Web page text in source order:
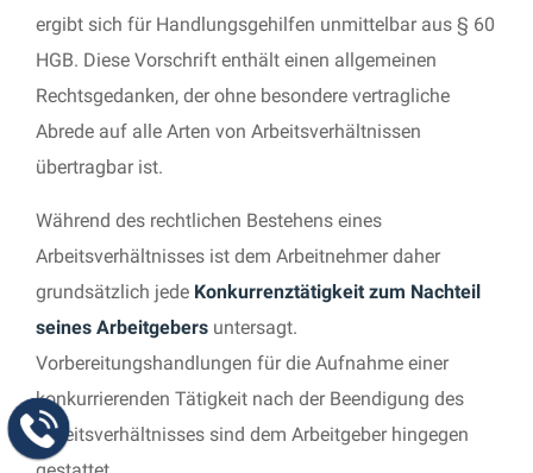
ergibt sich für Handlungsgehilfen unmittelbar aus § 60
HGB. Diese Vorschrift enthält einen allgemeinen
Rechtsgedanken, der ohne besondere vertragliche
Abrede auf alle Arten von Arbeitsverhältnissen
übertragbar ist.
Während des rechtlichen Bestehens eines
Arbeitsverhältnisses ist dem Arbeitnehmer daher
grundsätzlich jede Konkurrenztätigkeit zum Nachteil
seines Arbeitgebers untersagt.
Vorbereitungshandlungen für die Aufnahme einer
konkurrierenden Tätigkeit nach der Beendigung des
Arbeitsverhältnisses sind dem Arbeitgeber hingegen